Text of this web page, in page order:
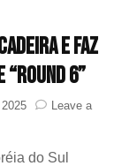
e faz
6”
Leave a
do Sul